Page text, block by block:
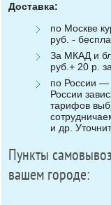
Доставка:
по Москве
руб. -
За МКАД и
руб.+ 20 р.
по России —
России
тарифов
и др.
Пункты
вашем городе: